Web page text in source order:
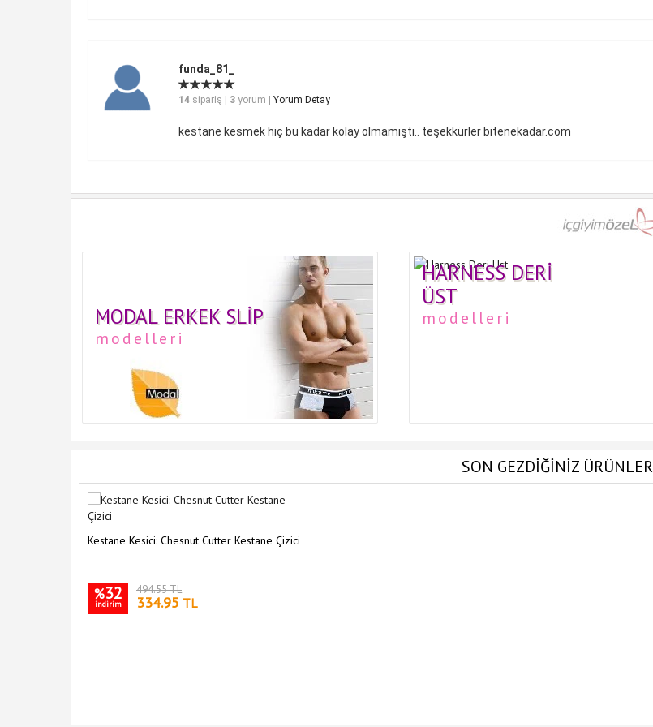
funda_81_
14 sipariş | 3 yorum |Yorum Detay
kestane kesmek hiç bu kadar kolay olmamıştı.. teşekkürler bitenekadar.com
MODAL ERKEK SLIP
modelleri
HARNESS DERI
ÜST
modelleri
SON GEZDİĞİNİZ ÜRÜNLER
Kestane Kesici: Chesnut Cutter Kestane Çizici
%32
indirim
494.55 TL
334.95 TL